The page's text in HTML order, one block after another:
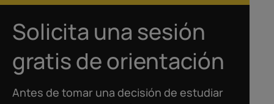
Solicita una sesión
gratis de orientación
Antes de tomar una decisión de estudiar